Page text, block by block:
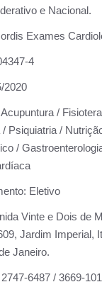
e Nacional.
Exames
4
2020
Acupuntura /
/ Psiquiatria /
/
Eletivo
Vinte e Dois de
Jardim Imperial,
Janeiro.
6487 / 3669-